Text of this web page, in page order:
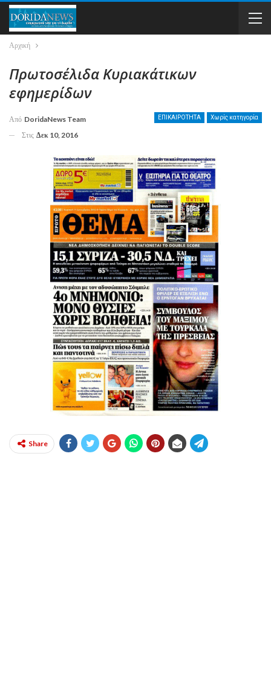
Αρχική
Πρωτοσέλιδα Κυριακάτικων
εφημερίδων
ΕΠΙΚΑΙΡΟΤΗΤΑ Χωρίς κατηγορία
Από DoridaNews Team
Στις Δεκ 10, 2016
Share